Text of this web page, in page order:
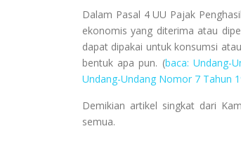
Dalam Pasal 4 UU Pajak
ekonomis yang diterima atau
dapat dipakai untuk konsumsi
bentuk apa pun. (baca: Undang-
Undang-Undang Nomor 7 Tahun
Demikian artikel singkat dari
semua.